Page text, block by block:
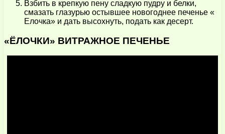
Взбить в крепкую пену сладкую пудру и белки,
смазать глазурью остывшее новогоднее печенье «
Елочка» и дать высохнуть, подать как десерт.
«ЁЛОЧКИ» ВИТРАЖНОЕ ПЕЧЕНЬЕ